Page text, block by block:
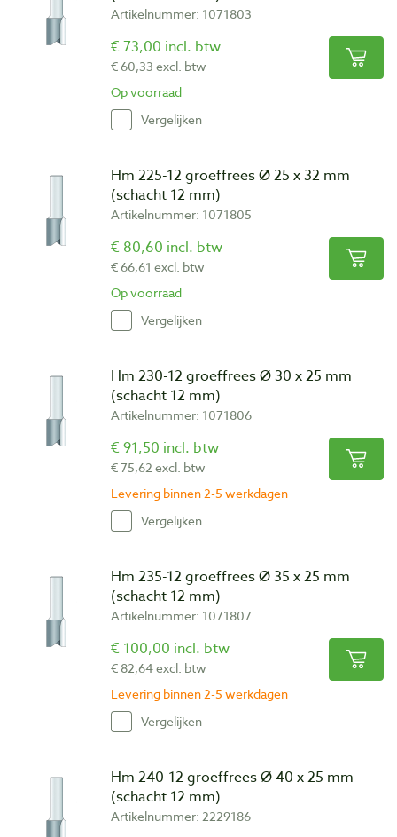
Artikelnummer: 1071803
€ 73,00 incl. btw
€ 60,33 excl. btw
Op voorraad
Vergelijken
Hm 225-12 groeffrees Ø 25 x 32 mm
(schacht 12 mm)
Artikelnummer: 1071805
€ 80,60 incl. btw
€ 66,61 excl. btw
Op voorraad
Vergelijken
Hm 230-12 groeffrees Ø 30 x 25 mm
(schacht 12 mm)
Artikelnummer: 1071806
€ 91,50 incl. btw
€ 75,62 excl. btw
Levering binnen 2-5 werkdagen
Vergelijken
Hm 235-12 groeffrees Ø 35 x 25 mm
(schacht 12 mm)
Artikelnummer: 1071807
€ 100,00 incl. btw
€ 82,64 excl. btw
Levering binnen 2-5 werkdagen
Vergelijken
Hm 240-12 groeffrees Ø 40 x 25 mm
(schacht 12 mm)
Artikelnummer: 2229186